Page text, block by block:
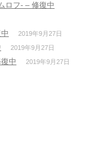
ロフ- – 修復中
2019年9月27日
2019年9月27日
中 2019年9月27日